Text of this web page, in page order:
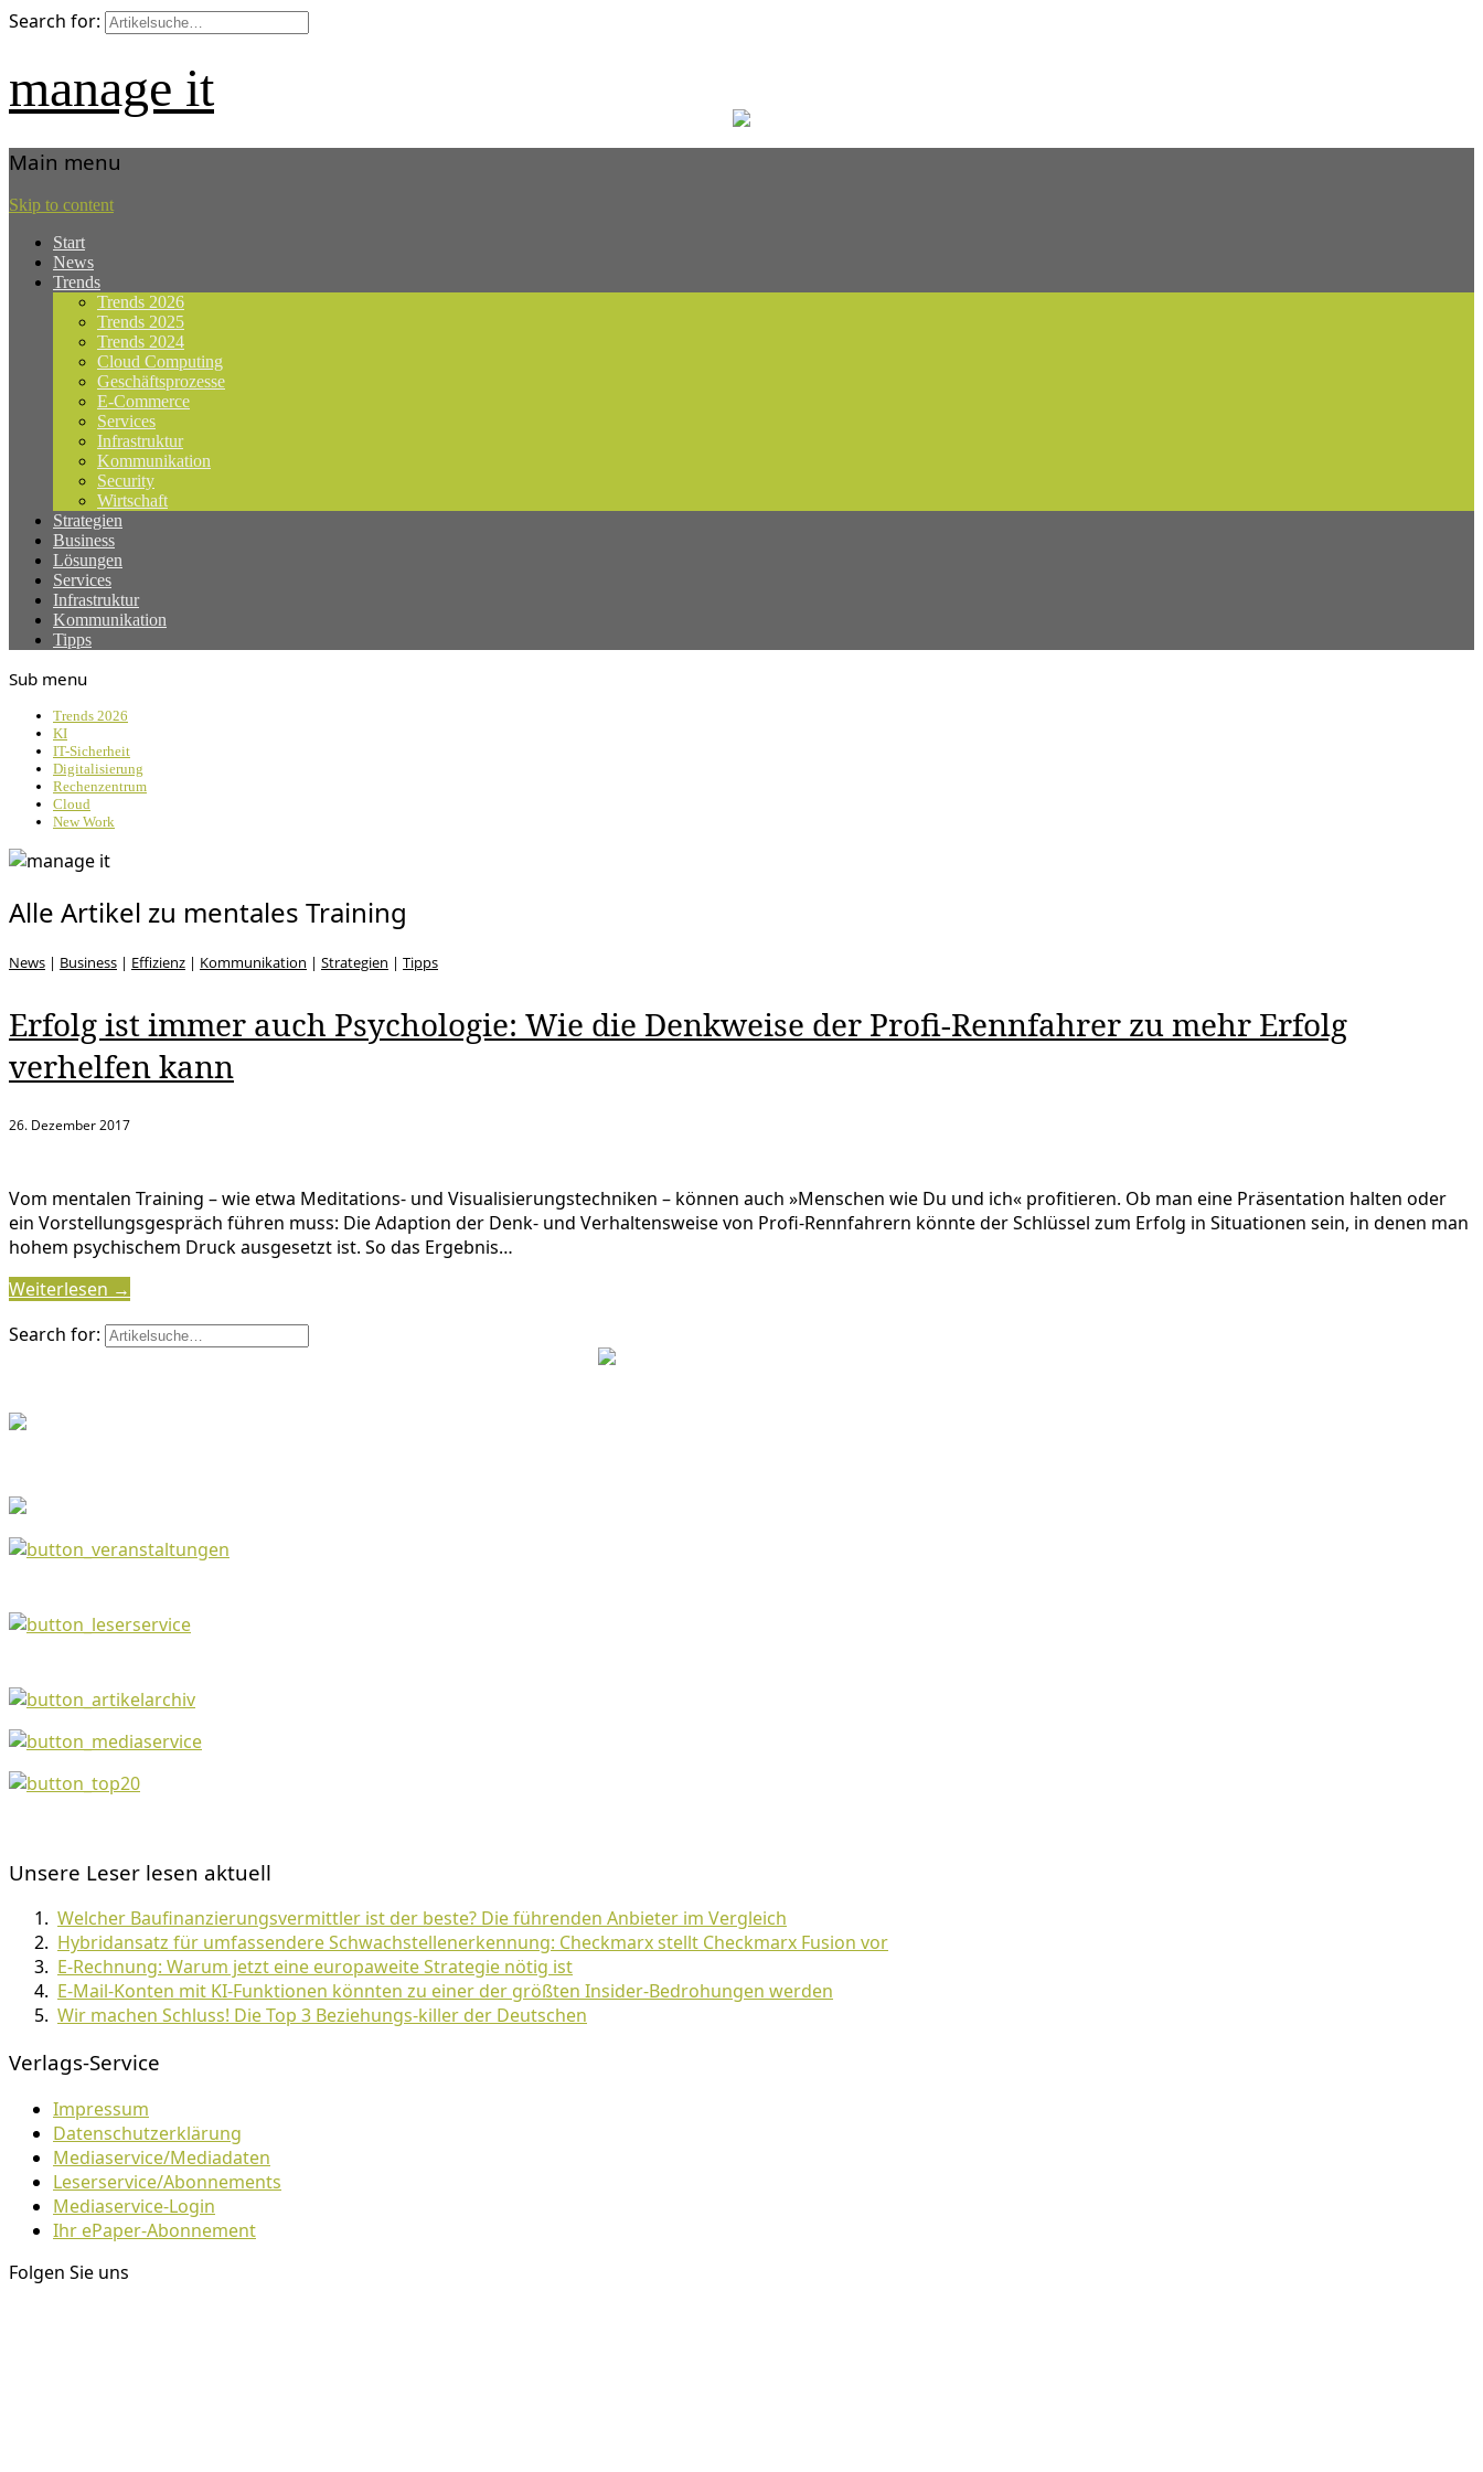
Search for:
manage it
Main menu
Skip to content
Start
News
Trends
Trends 2026
Trends 2025
Trends 2024
Cloud Computing
Geschäftsprozesse
E-Commerce
Services
Infrastruktur
Kommunikation
Security
Wirtschaft
Strategien
Business
Lösungen
Services
Infrastruktur
Kommunikation
Tipps
Sub menu
Trends 2026
KI
IT-Sicherheit
Digitalisierung
Rechenzentrum
Cloud
New Work
Alle Artikel zu mentales Training
News | Business | Effizienz | Kommunikation | Strategien | Tipps
Erfolg ist immer auch Psychologie: Wie die Denkweise der Profi-Rennfahrer zu mehr Erfolg
verhelfen kann
26. Dezember 2017
Vom mentalen Training – wie etwa Meditations- und Visualisierungstechniken – können auch »Menschen wie Du und ich« profitieren. Ob man eine Präsentation halten oder
ein Vorstellungsgespräch führen muss: Die Adaption der Denk- und Verhaltensweise von Profi-Rennfahrern könnte der Schlüssel zum Erfolg in Situationen sein, in denen man
hohem psychischem Druck ausgesetzt ist. So das Ergebnis…
Weiterlesen →
Search for:
Unsere Leser lesen aktuell
Welcher Baufinanzierungsvermittler ist der beste? Die führenden Anbieter im Vergleich
Hybridansatz für umfassendere Schwachstellenerkennung: Checkmarx stellt Checkmarx Fusion vor
E-Rechnung: Warum jetzt eine europaweite Strategie nötig ist
E-Mail-Konten mit KI-Funktionen könnten zu einer der größten Insider-Bedrohungen werden
Wir machen Schluss! Die Top 3 Beziehungs-killer der Deutschen
Verlags-Service
Impressum
Datenschutzerklärung
Mediaservice/Mediadaten
Leserservice/Abonnements
Mediaservice-Login
Ihr ePaper-Abonnement
Folgen Sie uns